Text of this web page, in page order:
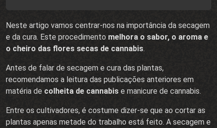
Neste artigo vamos centrar-nos na importância da secagem
e da cura. Este procedimento melhora o sabor, o aroma e
o cheiro das flores secas de cannabis.
Antes de falar de secagem e cura das plantas,
recomendamos a leitura das publicações anteriores em
matéria de colheita de cannabis e manicure de cannabis.
Entre os cultivadores, é costume dizer-se que ao cortar as
plantas apenas metade do trabalho está feito. A secagem e